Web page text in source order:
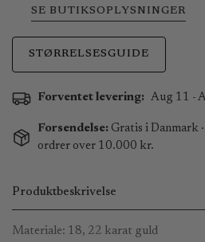
SE BUTIKSOPLYSNINGER
STØRRELSESGUIDE
Forventet levering: Aug 11 -
Forsendelse: Gratis i Danmark
ordrer over 10.000 kr.
Produktbeskrivelse
Materiale: 18, 22 karat guld